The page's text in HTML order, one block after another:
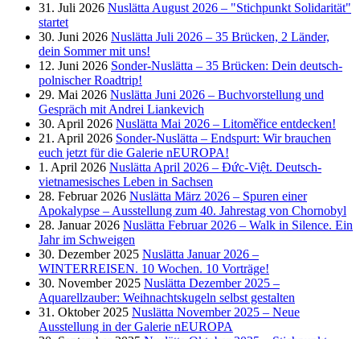
31. Juli 2026 Nuslätta August 2026 – "Stichpunkt Solidarität"
startet
30. Juni 2026 Nuslätta Juli 2026 – 35 Brücken, 2 Länder,
dein Sommer mit uns!
12. Juni 2026 Sonder-Nuslätta – 35 Brücken: Dein deutsch-
polnischer Roadtrip!
29. Mai 2026 Nuslätta Juni 2026 – Buchvorstellung und
Gespräch mit Andrei Liankevich
30. April 2026 Nuslätta Mai 2026 – Litoměřice entdecken!
21. April 2026 Sonder-Nuslätta – Endspurt: Wir brauchen
euch jetzt für die Galerie nEUROPA!
1. April 2026 Nuslätta April 2026 – Đức-Việt. Deutsch-
vietnamesisches Leben in Sachsen
28. Februar 2026 Nuslätta März 2026 – Spuren einer
Apokalypse – Ausstellung zum 40. Jahrestag von Chornobyl
28. Januar 2026 Nuslätta Februar 2026 – Walk in Silence. Ein
Jahr im Schweigen
30. Dezember 2025 Nuslätta Januar 2026 –
WINTERREISEN. 10 Wochen. 10 Vorträge!
30. November 2025 Nuslätta Dezember 2025 –
Aquarellzauber: Weihnachtskugeln selbst gestalten
31. Oktober 2025 Nuslätta November 2025 – Neue
Ausstellung in der Galerie nEUROPA